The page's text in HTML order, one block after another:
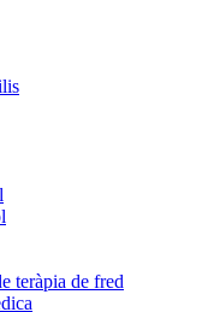
teràpia de fred